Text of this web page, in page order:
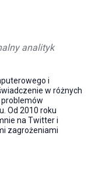
analityk
i
w różnych
Od 2010 roku
na Twitter i
zagrożeniami